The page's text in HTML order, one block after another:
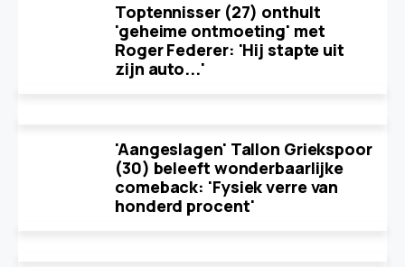
Toptennisser (27) onthult
'geheime ontmoeting' met
Roger Federer: 'Hij stapte uit
zijn auto...'
'Aangeslagen' Tallon Griekspoor
(30) beleeft wonderbaarlijke
comeback: 'Fysiek verre van
honderd procent'